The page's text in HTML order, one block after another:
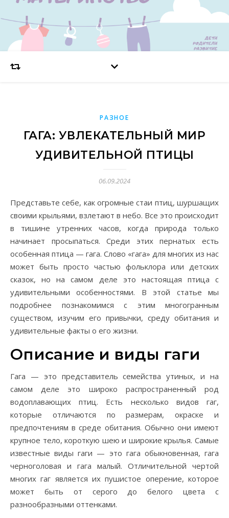
РАЗНОЕ
ГАГА: УВЛЕКАТЕЛЬНЫЙ МИР
УДИВИТЕЛЬНОЙ ПТИЦЫ
06.09.2024
Представьте себе, как огромные стаи птиц, шуршащих
своими крыльями, взлетают в небо. Все это происходит
в тишине утренних часов, когда природа только
начинает просыпаться. Среди этих пернатых есть
особенная птица — гага. Слово «гага» для многих из нас
может быть просто частью фольклора или детских
сказок, но на самом деле это настоящая птица с
удивительными особенностями. В этой статье мы
подробнее познакомимся с этим многогранным
существом, изучим его привычки, среду обитания и
удивительные факты о его жизни.
Описание и виды гаги
Гага — это представитель семейства утиных, и на
самом деле это широко распространенный род
водоплавающих птиц. Есть несколько видов гаг,
которые отличаются по размерам, окраске и
предпочтениям в среде обитания. Обычно они имеют
крупное тело, короткую шею и широкие крылья. Самые
известные виды гаги — это гага обыкновенная, гага
черноголовая и гага малый. Отличительной чертой
многих гаг является их пушистое оперение, которое
может быть от серого до белого цвета с
разнообразными оттенками.